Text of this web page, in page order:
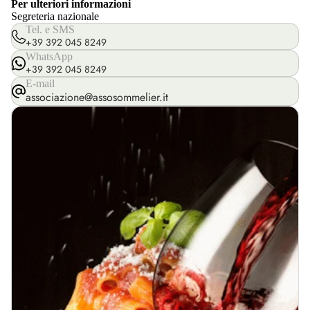
Per ulteriori informazioni
Segreteria nazionale
Tel. e SMS
+39 392 045 8249
WhatsApp
+39 392 045 8249
E-mail
associazione@assosommelier.it